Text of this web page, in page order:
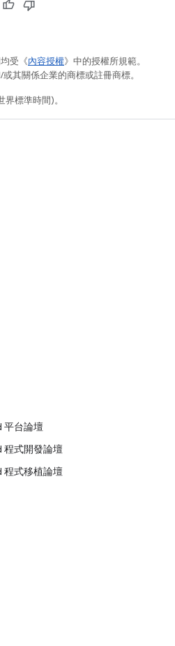
受《內容授權》中的授權所規範。
其關係企業的商標或註冊商標。
標準時間)。
平台論壇
式開發論壇
式移植論壇